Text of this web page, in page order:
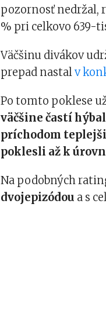
pozornosť nedržal,
% pri celkovo 639-
Väčšinu divákov
prepad nastalv
Po tomto poklese
väčšine častí
príchodom
poklesli až k
Na podobných
dvojepizódou a s